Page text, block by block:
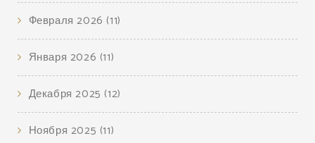
Февраля 2026 (11)
Января 2026 (11)
Декабря 2025 (12)
Ноября 2025 (11)